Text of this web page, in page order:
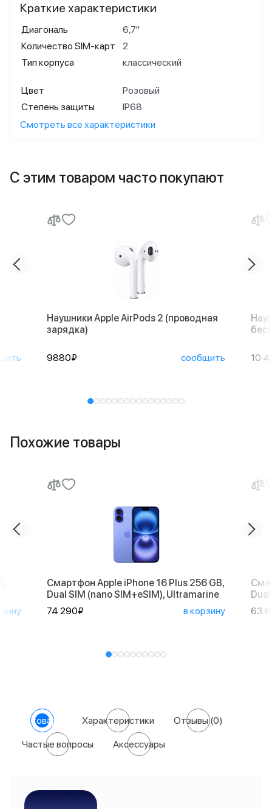
Краткие характеристики
Диагональ
6,7"
Количество SIM-карт
2
Тип корпуса
классический
Цвет
Розовый
Степень защиты
IP68
Смотреть все характеристики
С этим товаром часто покупают
Наушники Apple AirPods 2 (проводная
зарядка)
9880₽ сообщить 10
Похожие товары
Смартфон Apple iPhone 16 Plus 256 GB,
Dual SIM (nano SIM+eSIM), Ultramarine
74 290₽
в корзину
63
О товаре Характеристики Отзывы(0)
Частые вопросы Аксессуары